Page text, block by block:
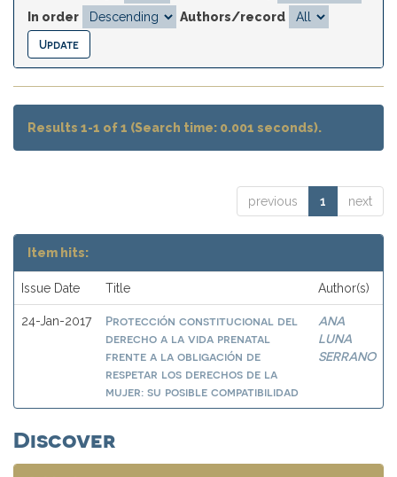
In order
Authors/record
Results 1-1 of 1 (Search time: 0.001 seconds).
previous 1 next
Item hits:
Issue Date Title Author(s)
24-Jan-2017
Protección constitucional del
derecho a la vida prenatal
frente a la obligación de
respetar los derechos de la
mujer: su posible compatibilidad
ANA
LUNA
SERRANO
Discover